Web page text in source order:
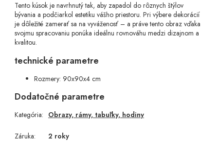
Tento kúsok je navrhnutý tak, aby zapadol do rôznych štýlov
bývania a podčiarkol estetiku vášho priestoru. Pri výbere dekorácií
je dôležité zamerať sa na vyváženosť – a práve tento obraz vďaka
svojmu spracovaniu ponúka ideálnu rovnováhu medzi dizajnom a
kvalitou.
technické parametre
Rozmery: 90x90x4 cm
Dodatočné parametre
Kategória: Obrazy, rámy, tabuľky, hodiny
Záruka: 2 roky